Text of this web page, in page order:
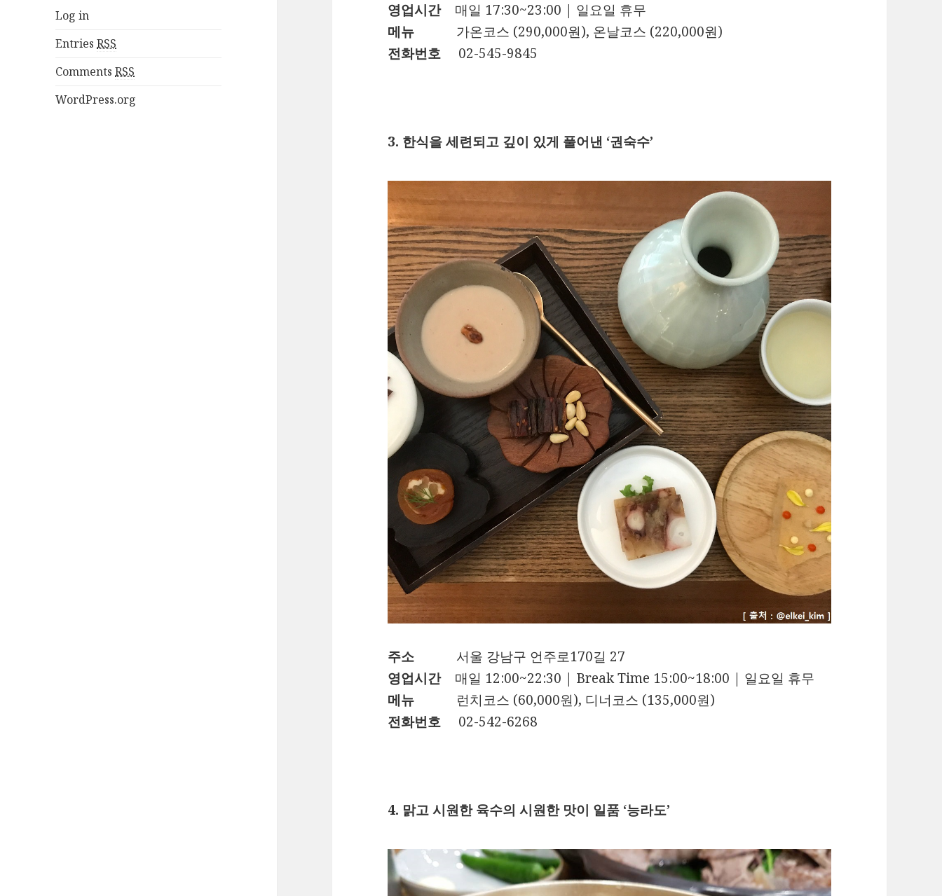
Log in
EntriesRSS
CommentsRSS
WordPress.org
영업시간 매일 17:30~23:00 | 일요일 휴무
메뉴 가온코스 (290,000원), 온날코스 (220,000원)
전화번호 02-545-9845
3. 한식을 세련되고 깊이 있게 풀어낸 ‘권숙수’
주소
서울 강남구 언주로170길 27
영업시간 매일 12:00~22:30 | Break Time 15:00~18:00 | 일요일 휴무
메뉴 런치코스 (60,000원), 디너코스 (135,000원)
전화번호 02-542-6268
4. 맑고 시원한 육수의 시원한 맛이 일품 ‘능라도’